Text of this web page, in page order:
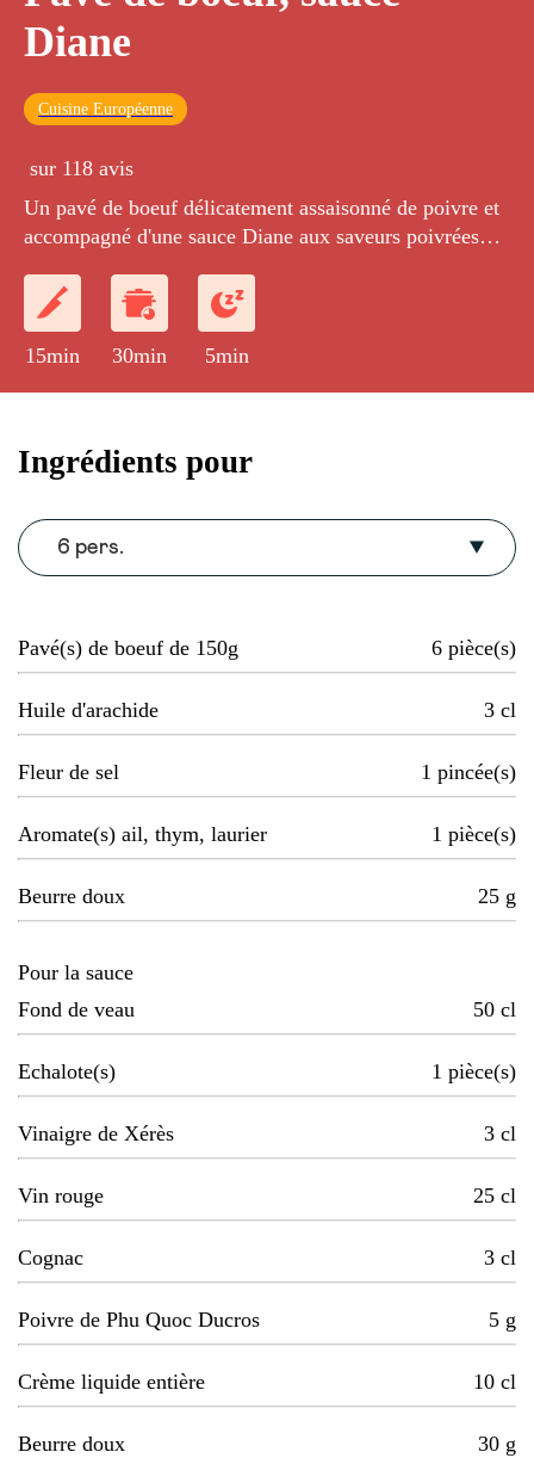
Diane
Cuisine Européenne
sur 118 avis
Un pavé de boeuf délicatement assaisonné de poivre et
accompagné d'une sauce Diane aux saveurs poivrées
15min 30min 5min
Ingrédients pour
6 pers.
Pavé(s) de boeuf de 150g 6 pièce(s)
Huile d'arachide 3 cl
Fleur de sel 1 pincée(s)
Aromate(s) ail, thym, laurier 1 pièce(s)
Beurre doux 25 g
Pour la sauce
Fond de veau
50 cl
Echalote(s) 1 pièce(s)
Vinaigre de Xérès 3 cl
Vin rouge 25 cl
Cognac 3 cl
Poivre de Phu Quoc Ducros 5 g
Crème liquide entière 10 cl
Beurre doux 30 g